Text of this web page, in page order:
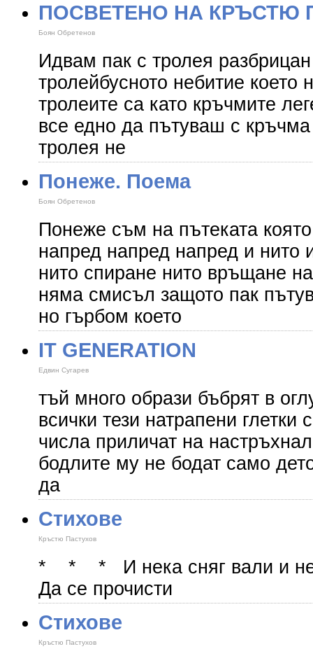
ПОСВЕТЕНО НА КРЪСТЮ
Боян Обретенов
Идвам пак с тролея
тролейбусното небитие което
тролеите са като кръчмите
все едно да пътуваш с
тролея не
Понеже. Поема
Боян Обретенов
Понеже съм на пътеката
напред напред напред и нито
нито спиране нито връщане
няма смисъл защото пак
но гърбом което
IT GENERATION
Едвин Сугарев
тъй много образи бъбрят в
всички тези натрапени
числа приличат на
бодлите му не бодат само
да
Стихове
Кръстю Пастухов
* * * И нека сняг вали и
Да се прочисти
Стихове
Кръстю Пастухов